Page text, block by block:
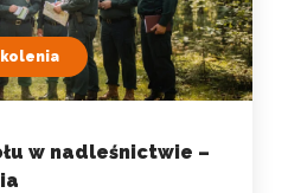
w nadleśnictwie –